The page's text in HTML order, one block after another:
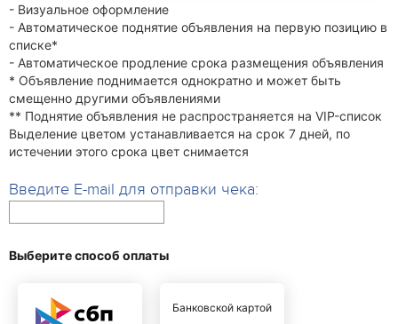
- Визуальное оформление
- Автоматическое поднятие объявления на первую позицию в
списке*
- Автоматическое продление срока размещения объявления
* Объявление поднимается однократно и может быть
смещенно другими объявлениями
** Поднятие объявления не распространяется на VIP-список
Выделение цветом устанавливается на срок 7 дней, по
истечении этого срока цвет снимается
Введите E-mail для отправки чека:
Выберите способ оплаты
Банковской картой